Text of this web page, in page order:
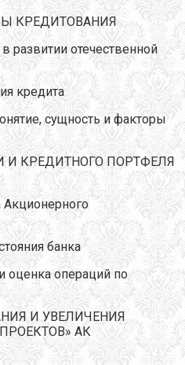
КРЕДИТОВАНИЯ
развитии отечественной
кредита
сущность и факторы
И КРЕДИТНОГО ПОРТФЕЛЯ
Акционерного
банка
оценка операций по
И УВЕЛИЧЕНИЯ
АК